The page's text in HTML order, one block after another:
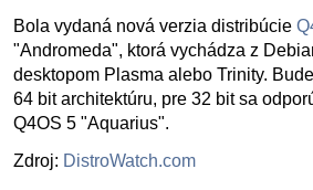
Bola vydaná nová verzia distribúcie
"Andromeda", ktorá vychádza z
desktopom Plasma alebo Trinity.
64 bit architektúru, pre 32 bit sa
Q4OS 5 "Aquarius".
Zdroj: DistroWatch.com